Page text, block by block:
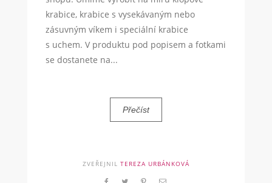
krabice, krabice s vysekávaným nebo
zásuvným víkem i speciální krabice
s uchem. V produktu pod popisem a fotkami
se dostanete na...
Přečíst
ZVEŘEJNIL TEREZA URBÁNKOVÁ